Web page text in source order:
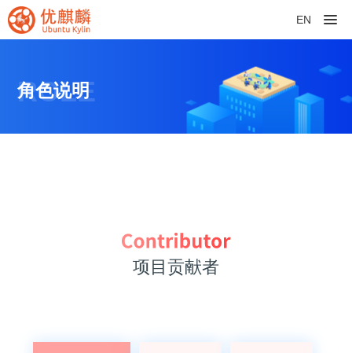
EN
ROLE
角色说明
项目贡献者